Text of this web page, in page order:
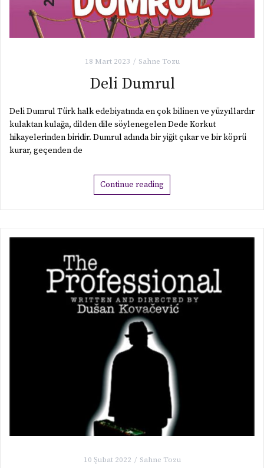
18 Mart 2023 Sahne Tozu
Deli Dumrul
Deli Dumrul Türk halk edebiyatında en çok bilinen ve yüzyıllardır
kulaktan kulağa, dilden dile söylenegelen Dede Korkut
hikayelerinden biridir. Dumrul adında bir yiğit çıkar ve bir köprü
kurar, geçenden de
Continue reading
10 Şubat 2022 Sahne Tozu